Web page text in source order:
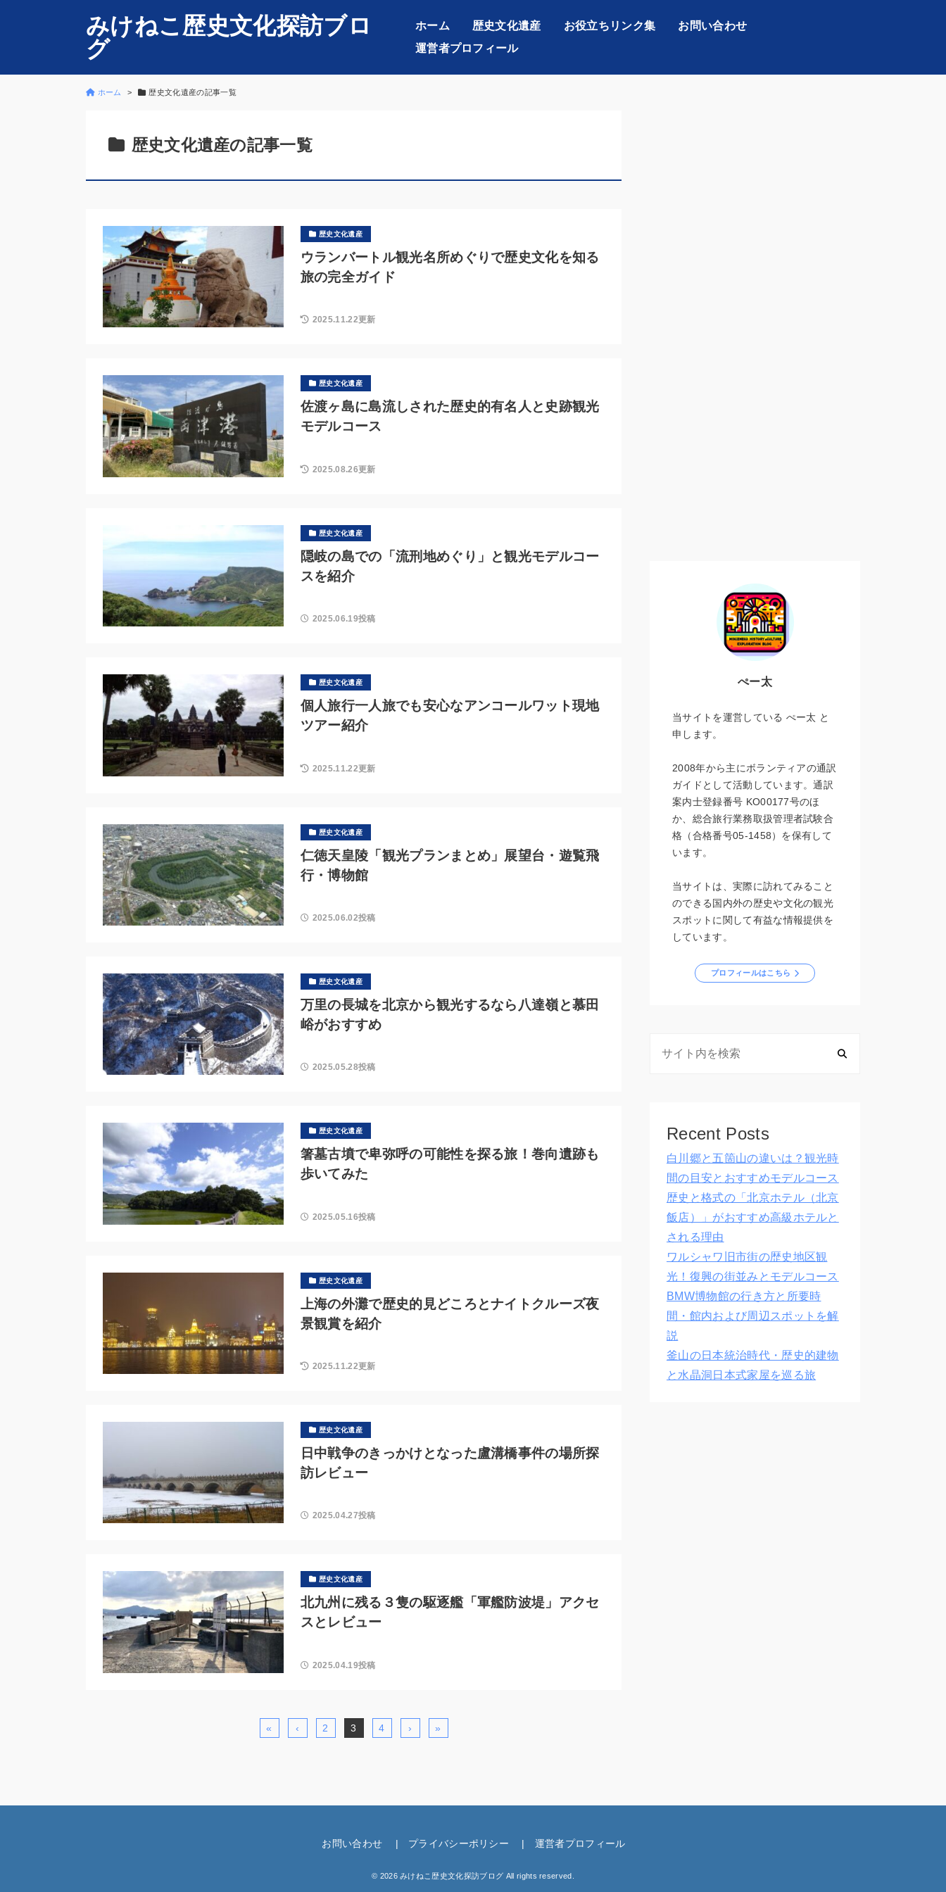
みけねこ歴史文化探訪ブロ
グ
ホーム 歴史文化遺産 お役立ちリンク集
お問い合わせ
運営者プロフィール
ホーム 歴史文化遺産の記事一覧
歴史文化遺産の記事一覧
歴史文化遺産
ウランバートル観光名所めぐりで歴史文化を知る
旅の完全ガイド
2025.11.22更新
歴史文化遺産
佐渡ヶ島に島流しされた歴史的有名人と史跡観光
モデルコース
2025.08.26更新
歴史文化遺産
隠岐の島での「流刑地めぐり」と観光モデルコー
スを紹介
2025.06.19投稿
歴史文化遺産
個人旅行一人旅でも安心なアンコールワット現地
ツアー紹介
2025.11.22更新
歴史文化遺産
仁徳天皇陵「観光プランまとめ」展望台・遊覧飛
行・博物館
2025.06.02投稿
歴史文化遺産
万里の長城を北京から観光するなら八達嶺と慕田
峪がおすすめ
2025.05.28投稿
歴史文化遺産
箸墓古墳で卑弥呼の可能性を探る旅！巻向遺跡も
歩いてみた
2025.05.16投稿
歴史文化遺産
上海の外灘で歴史的見どころとナイトクルーズ夜
景観賞を紹介
2025.11.22更新
歴史文化遺産
日中戦争のきっかけとなった盧溝橋事件の場所探
訪レビュー
2025.04.27投稿
歴史文化遺産
北九州に残る３隻の駆逐艦「軍艦防波堤」アクセ
スとレビュー
2025.04.19投稿
« ‹ 2 3 4 › »
ぺー太
当サイトを運営している ぺー太 と
申します。
2008年から主にボランティアの通訳
ガイドとして活動しています。通訳
案内士登録番号 KO00177号のほ
か、総合旅行業務取扱管理者試験合
格（合格番号05-1458）を保有して
います。
当サイトは、実際に訪れてみること
のできる国内外の歴史や文化の観光
スポットに関して有益な情報提供を
しています。
プロフィールはこちら
Recent Posts
白川郷と五箇山の違いは？観光時
間の目安とおすすめモデルコース
歴史と格式の「北京ホテル（北京
飯店）」がおすすめ高級ホテルと
される理由
ワルシャワ旧市街の歴史地区観
光！復興の街並みとモデルコース
BMW博物館の行き方と所要時
間・館内および周辺スポットを解
説
釜山の日本統治時代・歴史的建物
と水晶洞日本式家屋を巡る旅
お問い合わせ プライバシーポリシー 運営者プロフィール
© 2026 みけねこ歴史文化探訪ブログ All rights reserved.